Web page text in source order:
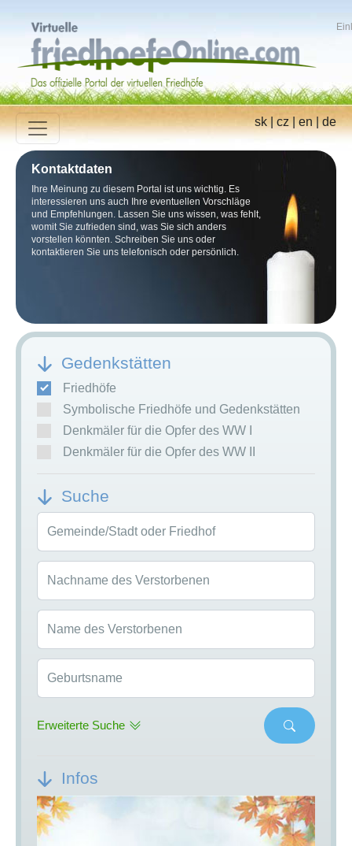
sk|cz|en|de
Kontaktdaten
Ihre Meinung zu diesem Portal ist uns wichtig. Es
interessieren uns auch Ihre eventuellen Vorschläge
und Empfehlungen. Lassen Sie uns wissen, was fehlt,
womit Sie zufrieden sind, was Sie sich anders
vorstellen könnten. Schreiben Sie uns oder
kontaktieren Sie uns telefonisch oder persönlich.
Gedenkstätten
Friedhöfe
Symbolische Friedhöfe und Gedenkstätten
Denkmäler für die Opfer des WW I
Denkmäler für die Opfer des WW II
Suche
Gemeinde/Stadt oder Friedhof
Nachname des Verstorbenen
Name des Verstorbenen
Geburtsname
Erweiterte Suche
Infos